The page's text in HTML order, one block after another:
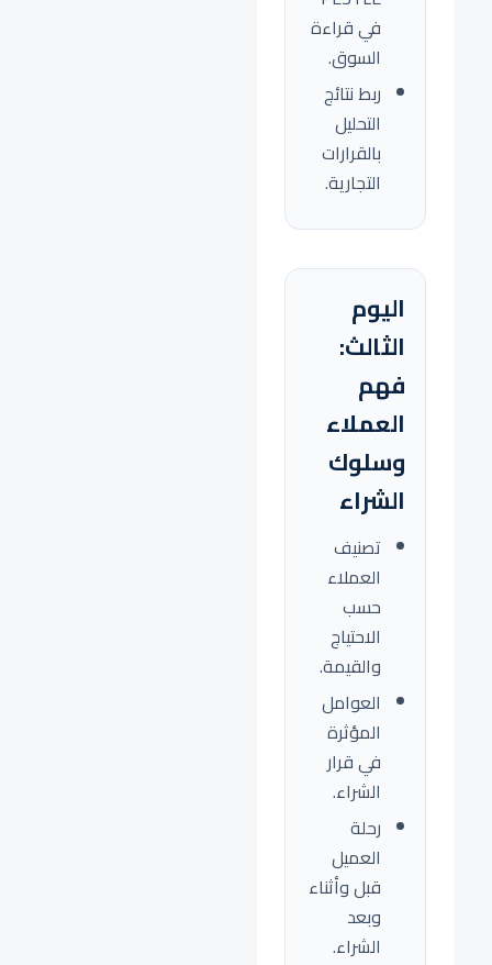
في قراءة
السوق.
ربط نتائج
التحليل
بالقرارات
التجارية.
اليوم
الثالث:
فهم
العملاء
وسلوك
الشراء
تصنيف
العملاء
حسب
الاحتياج
والقيمة.
العوامل
المؤثرة
في قرار
الشراء.
رحلة
العميل
قبل وأثناء
وبعد
الشراء.